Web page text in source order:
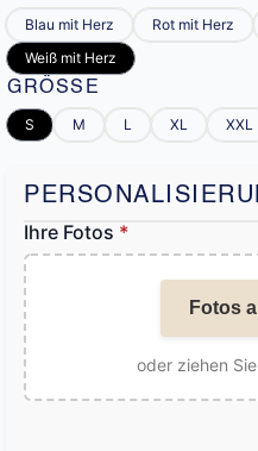
Blau mit Herz Rot mit Herz
Weiß mit Herz
GRÖSSE
S M L XL XXL
Ihre Fotos *
Fotos
oder ziehen